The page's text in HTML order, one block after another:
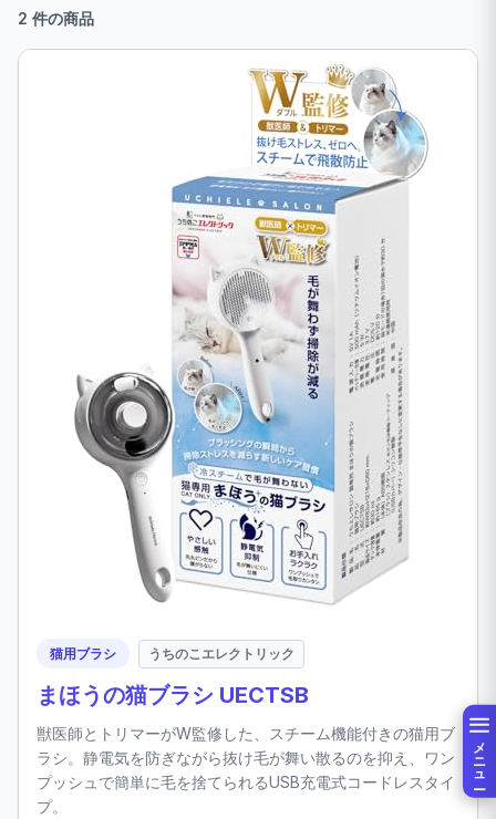
メニュー
2 件の商品
猫用ブラシ うちのこエレクトリック
まほうの猫ブラシ UECTSB
獣医師とトリマーがW監修した、スチーム機能付きの猫用ブ
ラシ。静電気を防ぎながら抜け毛が舞い散るのを抑え、ワン
プッシュで簡単に毛を捨てられるUSB充電式コードレスタイ
プ。